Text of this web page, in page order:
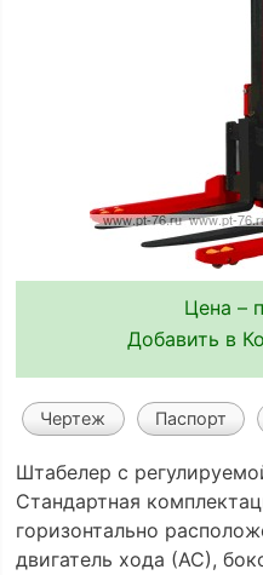
Цена –
Добавить в
Чертеж Паспорт
Штабелер с
Стандартная
горизонтально
двигатель хода (АС),